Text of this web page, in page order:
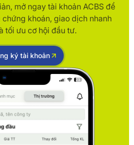
mở ngay tài khoản ACBS để
khoán, giao dịch nhanh
tối ưu cơ hội đầu tư.
ký tài khoản